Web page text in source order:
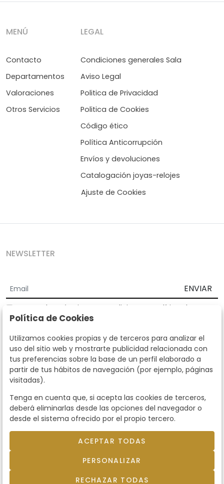
MENÚ
Contacto
Departamentos
Valoraciones
Otros Servicios
LEGAL
Condiciones generales Sala
Aviso Legal
Politica de Privacidad
Politica de Cookies
Código ético
Política Anticorrupción
Envíos y devoluciones
Catalogación joyas-relojes
Ajuste de Cookies
NEWSLETTER
ENVIAR
Acepto los Términos y Condiciones
Política de
privacidad
Según la LOPD y disposiciones de desarrollo, informamos que sus
datos personales serán tratados por parte de Subastas Segre con la
finalidad de gestionar la relación comercial. Puede ejercitar los
derechos de acceso, rectificación, cancelación, oposición y demás
derechos en los términos establecidos en la normativa vigente
dirigiéndote a nosotros. Asimismo, nos puede solicitar el envío de
llamando al teléfono 915159584 o enviando un e-mail a
info@subastassegre.es
Este sitio está protegido por reCAPTCHA y se aplican la
Términos de servicio de Google.
© 2026
Desarrollado por Labelgrup Networks.
Política de Cookies
Utilizamos cookies propias y de terceros para analizar el
uso del sitio web y mostrarte publicidad relacionada con
tus preferencias sobre la base de un perfil elaborado a
partir de tus hábitos de navegación (por ejemplo, páginas
visitadas).
Tenga en cuenta que, si acepta las cookies de terceros,
deberá eliminarlas desde las opciones del navegador o
desde el sistema ofrecido por el propio tercero.
ACEPTAR TODAS
PERSONALIZAR
RECHAZAR TODAS